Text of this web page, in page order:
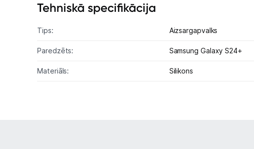
Tehniskā specifikācija
Tips: Aizsargapvalks
Paredzēts: Samsung Galaxy S24+
Materiāls: Silikons